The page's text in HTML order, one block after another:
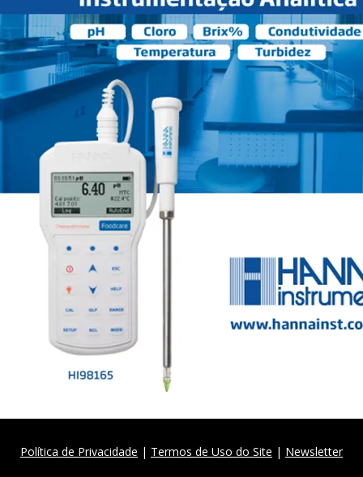
Política de Privacidade | Termos de Uso do Site | Newsletter